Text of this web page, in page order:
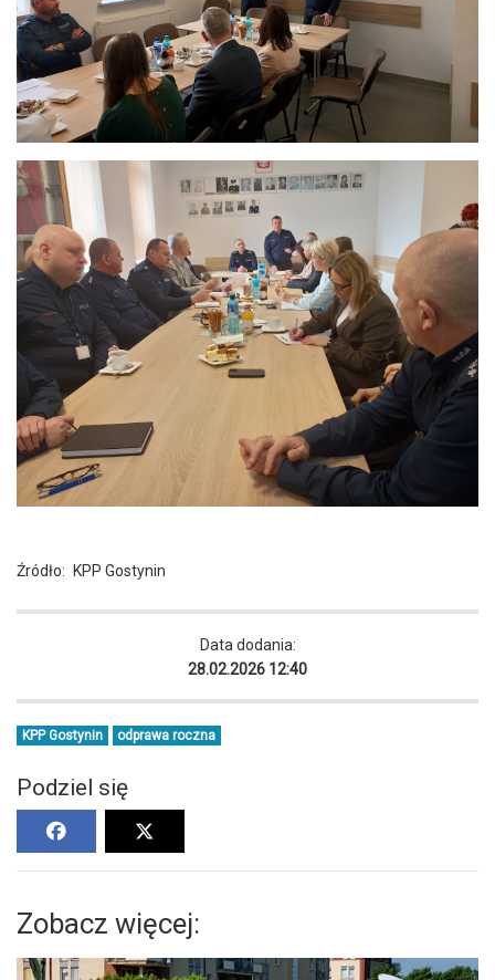
Źródło: KPP Gostynin
Data dodania:
28.02.2026 12:40
KPP Gostynin odprawa roczna
Podziel się
Zobacz więcej: